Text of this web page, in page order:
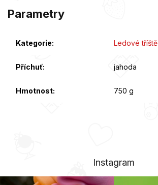
Parametry
Kategorie: Ledové tříště
Příchuť: jahoda
Hmotnost: 750 g
Instagram